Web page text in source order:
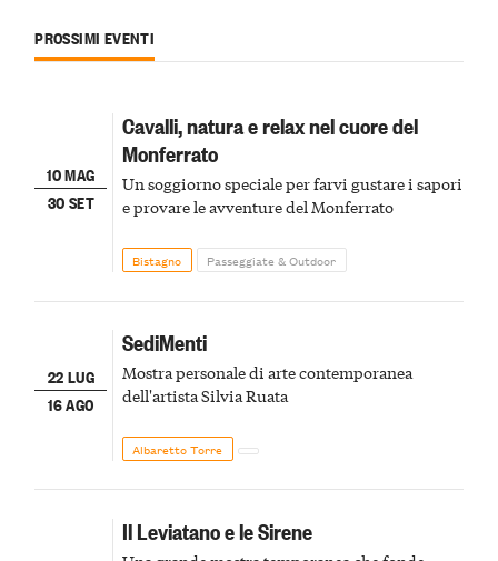
PROSSIMI EVENTI
10 MAG
30 SET
Cavalli, natura e relax nel cuore del
Monferrato
Un soggiorno speciale per farvi gustare i sapori
e provare le avventure del Monferrato
Bistagno Passeggiate & Outdoor
22 LUG
16 AGO
SediMenti
Mostra personale di arte contemporanea
dell'artista Silvia Ruata
Albaretto Torre
Il Leviatano e le Sirene